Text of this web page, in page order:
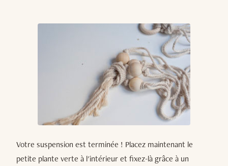
Votre suspension est terminée ! Placez maintenant le
petite plante verte à l'intérieur et fixez-là grâce à un